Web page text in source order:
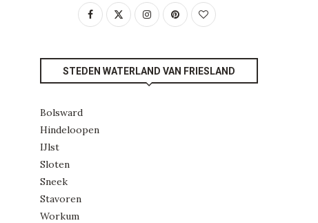
STEDEN WATERLAND VAN FRIESLAND
Bolsward
Hindeloopen
IJlst
Sloten
Sneek
Stavoren
Workum